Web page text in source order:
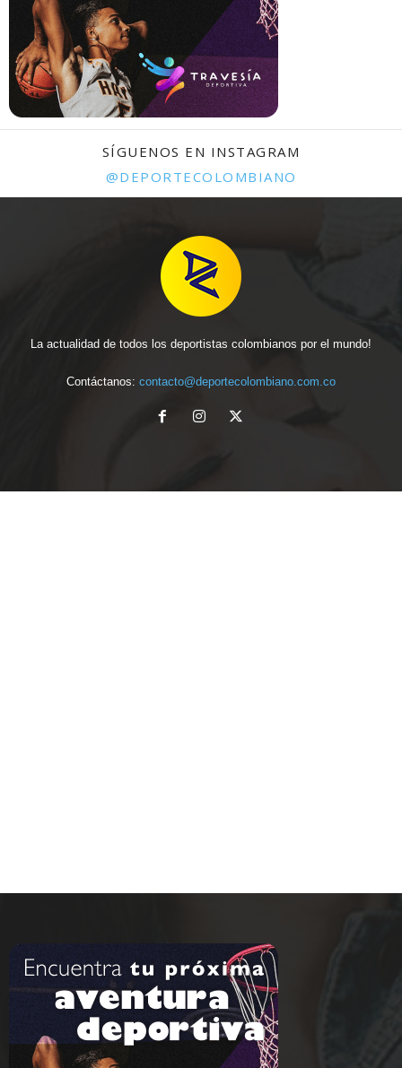
SÍGUENOS EN INSTAGRAM
@DEPORTECOLOMBIANO
La actualidad de todos los deportistas colombianos por el mundo!
Contáctanos: contacto@deportecolombiano.com.co